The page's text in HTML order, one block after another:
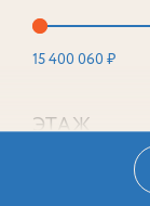
15 400 060 ₽
ЭТАЖ